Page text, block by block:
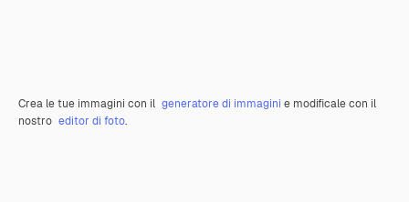
Crea le tue immagini con il generatore di immagini e modificale con il
nostro editor di foto.